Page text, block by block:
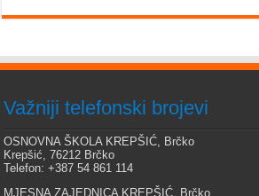
Važniji telefonski brojevi
OSNOVNA ŠKOLA KREPŠIĆ, Brčko
Krepšić, 76212 Brčko
Telefon: +387 54 861 114
MJESNA ZAJEDNICA KREPŠIĆ, Brčko